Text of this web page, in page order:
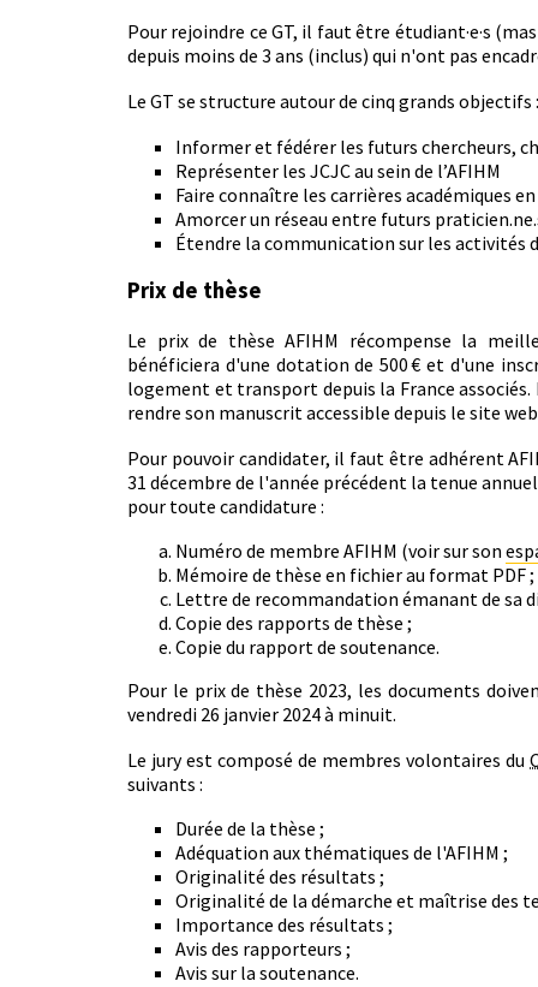
Pour rejoindre ce GT, il faut être étudiant·e·s
depuis moins de 3 ans (inclus) qui n'ont pas
Le GT se structure autour de cinq grands objectifs :
Informer et fédérer les futurs chercheurs,
Représenter les JCJC au sein de l’AFIHM
Faire connaître les carrières académiques
Amorcer un réseau entre futurs
Étendre la communication sur les activités
Prix de thèse
Le prix de thèse AFIHM récompense la
bénéficiera d'une dotation de 500 € et d'une
logement et transport depuis la France
rendre son manuscrit accessible depuis le site
Pour pouvoir candidater, il faut être adhérent
31 décembre de l'année précédent la tenue
pour toute candidature :
Numéro de membre AFIHM (voir sur son
Mémoire de thèse en fichier au format PDF ;
Lettre de recommandation émanant de sa
Copie des rapports de thèse ;
Copie du rapport de soutenance.
Pour le prix de thèse 2023, les documents
vendredi 26 janvier 2024 à minuit.
Le jury est composé de membres volontaires du
suivants :
Durée de la thèse ;
Adéquation aux thématiques de l'AFIHM ;
Originalité des résultats ;
Originalité de la démarche et maîtrise des
Importance des résultats ;
Avis des rapporteurs ;
Avis sur la soutenance.